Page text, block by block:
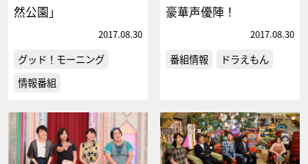
然公園」
2017.08.30
グッド！モーニング
情報番組
豪華声優陣！
2017.08.30
番組情報 ドラえもん